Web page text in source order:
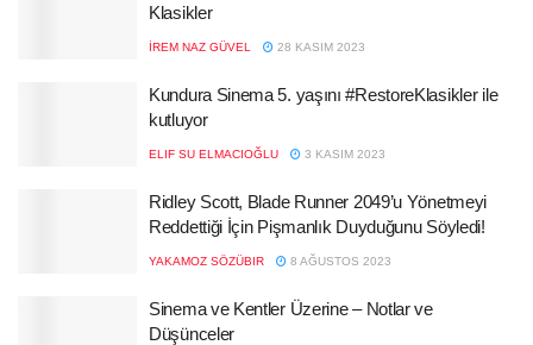
Klasikler
İREM NAZ GÜVEL 28 KASIM 2023
Kundura Sinema 5. yaşını #RestoreKlasikler ile
kutluyor
ELIF SU ELMACIOĞLU 3 KASIM 2023
Ridley Scott, Blade Runner 2049’u Yönetmeyi
Reddettiği İçin Pişmanlık Duyduğunu Söyledi!
YAKAMOZ SÖZÜBIR 8 AĞUSTOS 2023
Sinema ve Kentler Üzerine – Notlar ve
Düşünceler